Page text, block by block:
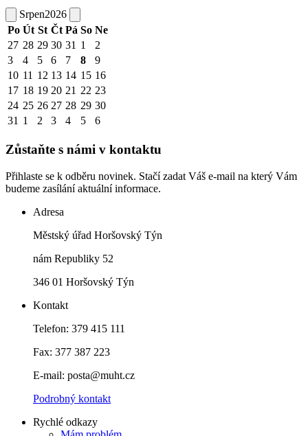
Srpen2026
Po Út St Čt Pá So Ne
27 28 29 30 31 1
2
3
4 5 6 7 8
9
10 11 12 13 14 15 16
17 18 19 20 21 22 23
24 25 26 27 28 29 30
31 1 2 3 4 5 6
Zůstaňte s námi v kontaktu
Přihlaste se k odběru novinek. Stačí zadat Váš e-mail na který Vám
budeme zasílání aktuální informace.
Adresa
Městský úřad Horšovský Týn
nám Republiky 52
346 01 Horšovský Týn
Kontakt
Telefon: 379 415 111
Fax: 377 387 223
E-mail: posta@muht.cz
Podrobný kontakt
Rychlé odkazy